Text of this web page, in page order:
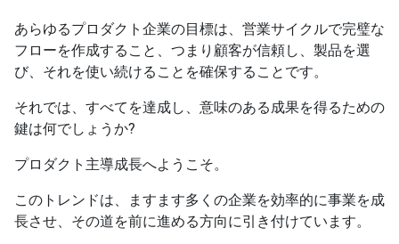
あらゆるプロダクト企業の目標は、営業サイクルで完璧な
フローを作成すること、つまり顧客が信頼し、製品を選
び、それを使い続けることを確保することです。
それでは、すべてを達成し、意味のある成果を得るための
鍵は何でしょうか?
プロダクト主導成長へようこそ。
このトレンドは、ますます多くの企業を効率的に事業を成
長させ、その道を前に進める方向に引き付けています。